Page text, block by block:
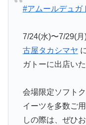
#アムールデュガ
7/24(水)〜7/29(
古屋タカシマヤ
ガトーに出店いた
会場限定ソフト
イーツを多数ご
しの際は、ぜひ